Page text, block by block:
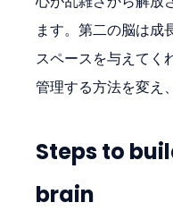
ます。第二の脳は成
スペースを与えてく
管理する方法を変え
Steps to
brain